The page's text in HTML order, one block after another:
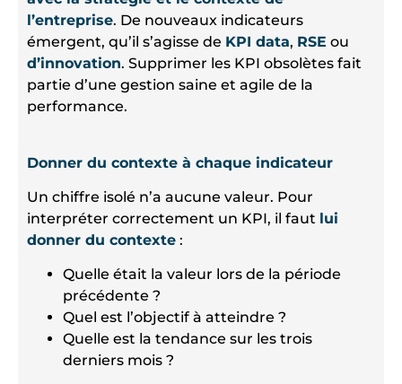
l’entreprise. De nouveaux indicateurs
émergent, qu’il s’agisse de KPI data, RSE ou
d’innovation. Supprimer les KPI obsolètes fait
partie d’une gestion saine et agile de la
performance.
Donner du contexte à chaque indicateur
Un chiffre isolé n’a aucune valeur. Pour
interpréter correctement un KPI, il faut lui
donner du contexte :
Quelle était la valeur lors de la période
précédente ?
Quel est l’objectif à atteindre ?
Quelle est la tendance sur les trois
derniers mois ?